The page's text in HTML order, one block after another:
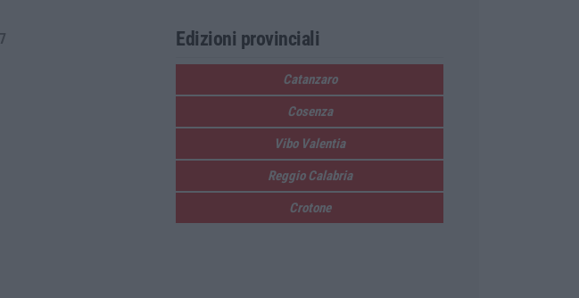
Edizioni provinciali
Catanzaro
Cosenza
Vibo Valentia
Reggio Calabria
Crotone